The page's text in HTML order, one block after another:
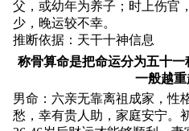
父，或幼年为养子；时上伤官
少，晚运较不幸。
推断依据：天干十神信息
称骨算命是把命运分为五十一
一般越重
男命：六亲无靠离祖成家，性
愁，幸有贵人助，家庭安宁。